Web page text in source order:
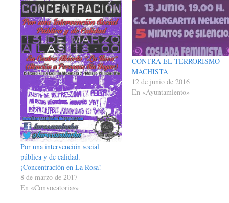
Por una intervención social
pública y de calidad.
¡Concentración en La Rosa!
8 de marzo de 2017
En «Convocatorias»
CONTRA EL TERRORISMO
MACHISTA
12 de junio de 2016
En «Ayuntamiento»